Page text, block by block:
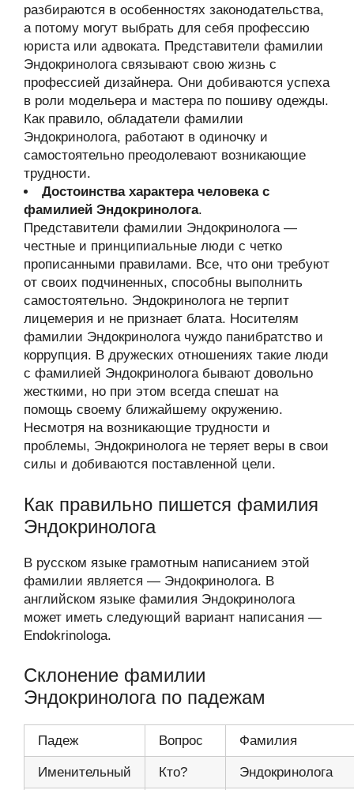
разбираются в особенностях законодательства,
а потому могут выбрать для себя профессию
юриста или адвоката. Представители фамилии
Эндокринолога связывают свою жизнь с
профессией дизайнера. Они добиваются успеха
в роли модельера и мастера по пошиву одежды.
Как правило, обладатели фамилии
Эндокринолога, работают в одиночку и
самостоятельно преодолевают возникающие
трудности.
Достоинства характера человека с
фамилией Эндокринолога.
Представители фамилии Эндокринолога —
честные и принципиальные люди с четко
прописанными правилами. Все, что они требуют
от своих подчиненных, способны выполнить
самостоятельно. Эндокринолога не терпит
лицемерия и не признает блата. Носителям
фамилии Эндокринолога чуждо панибратство и
коррупция. В дружеских отношениях такие люди
с фамилией Эндокринолога бывают довольно
жесткими, но при этом всегда спешат на
помощь своему ближайшему окружению.
Несмотря на возникающие трудности и
проблемы, Эндокринолога не теряет веры в свои
силы и добиваются поставленной цели.
Как правильно пишется фамилия
Эндокринолога
В русском языке грамотным написанием этой
фамилии является — Эндокринолога. В
английском языке фамилия Эндокринолога
может иметь следующий вариант написания —
Endokrinologa.
Склонение фамилии
Эндокринолога по падежам
Падеж Вопрос Фамилия
Именительный Кто? Эндокринолога